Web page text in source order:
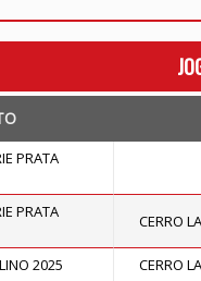
PRATA
PRATA
CERRO
2025 CERRO